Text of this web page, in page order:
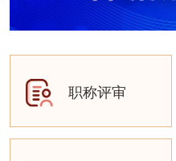
职称评审